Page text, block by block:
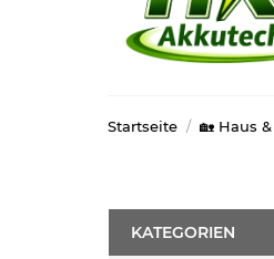
Startseite 🏡 Haus
KATEGORIEN